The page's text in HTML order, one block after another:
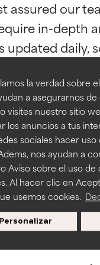
la verdad sobre
a asegurarnos
visites nuestro sitio
los anuncios a tus
sociales hacer
nos ayudan a
Aviso sobre el uso
Al hacer clic en
usemos cookies.
Personalizar
assured our
in-depth
to assess
con
independientes.
tan beneficiosos como
la estabilidad o la
ciertas limitaciones
básicos o que no
algunos
si se combina
provocar efectos
con
independientes.
tan beneficiosos como
la estabilidad o la
ciertas limitaciones
básicos o que no
algunos
si se combina
provocar efectos